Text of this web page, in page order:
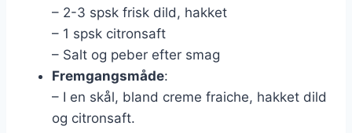
– 2-3 spsk frisk dild, hakket
– 1 spsk citronsaft
– Salt og peber efter smag
Fremgangsmåde:
– I en skål, bland creme fraiche, hakket dild
og citronsaft.